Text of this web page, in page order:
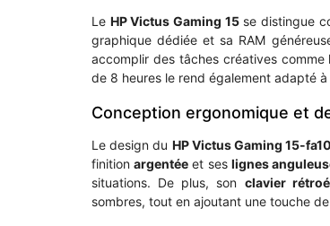
Le HP Victus Gaming 15se distingue
graphique dédiée et sa RAM
accomplir des tâches créatives comme
de 8 heures le rend également adapté
Conception ergonomique et
Le design du HP Victus Gaming 15-
finitionargentée et ses lignes
situations. De plus, son clavier
sombres, tout en ajoutant une touche